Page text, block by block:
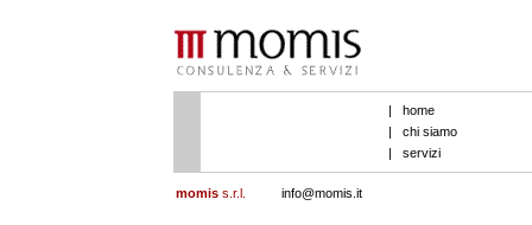
| home
| chi siamo
| servizi
momis s.r.l. info@momis.it